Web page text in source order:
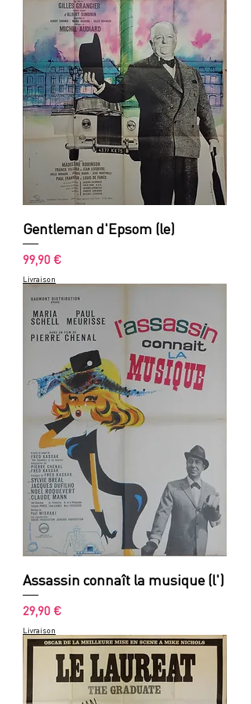
Gentleman d'Epsom (le)
Prix
99,90 €
Livraison
Assassin connaît la musique (l')
Prix
29,90 €
Livraison